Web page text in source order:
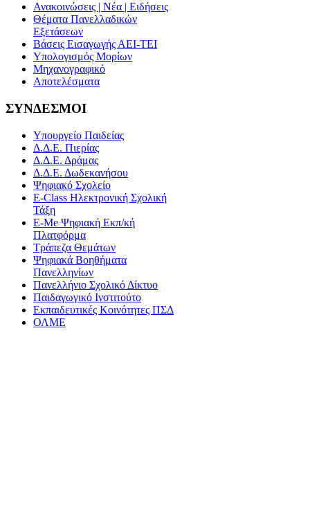
Ανακοινώσεις | Νέα | Ειδήσεις
Θέματα Πανελλαδικών
Εξετάσεων
Βάσεις Εισαγωγής ΑΕΙ-ΤΕΙ
Υπολογισμός Μορίων
Μηχανογραφικό
Αποτελέσματα
ΣΥΝΔΕΣΜΟΙ
Υπουργείο Παιδείας
Δ.Δ.Ε. Πιερίας
Δ.Δ.Ε. Δράμας
Δ.Δ.Ε. Δωδεκανήσου
Ψηφιακό Σχολείο
E-Class Ηλεκτρονική Σχολική
Τάξη
E-Me Ψηφιακή Εκπ/κή
Πλατφόρμα
Τράπεζα Θεμάτων
Ψηφιακά Βοηθήματα
Πανελληνίων
Πανελλήνιο Σχολικό Δίκτυο
Παιδαγωγικό Ινστιτούτο
Εκπαιδευτικές Κοινότητες ΠΣΔ
ΟΛΜΕ